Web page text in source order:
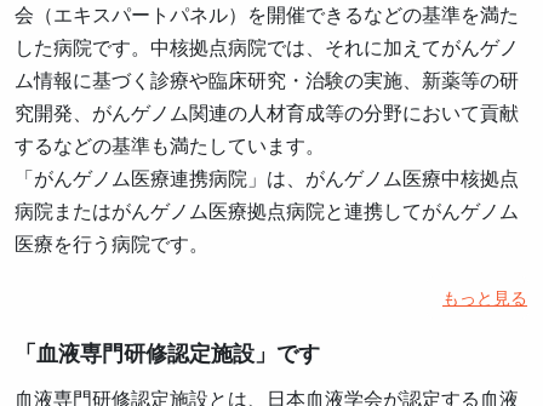
会（エキスパートパネル）を開催できるなどの基準を満た
した病院です。中核拠点病院では、それに加えてがんゲノ
ム情報に基づく診療や臨床研究・治験の実施、新薬等の研
究開発、がんゲノム関連の人材育成等の分野において貢献
するなどの基準も満たしています。
「がんゲノム医療連携病院」は、がんゲノム医療中核拠点
病院またはがんゲノム医療拠点病院と連携してがんゲノム
医療を行う病院です。
もっと見る
「血液専門研修認定施設」です
血液専門研修認定施設とは、日本血液学会が認定する血液